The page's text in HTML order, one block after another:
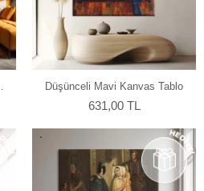
Düşünceli Mavi Kanvas Tablo
631,00 TL